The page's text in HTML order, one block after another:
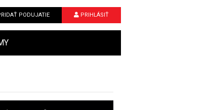
PODUJATIE PRIHLÁSIŤ